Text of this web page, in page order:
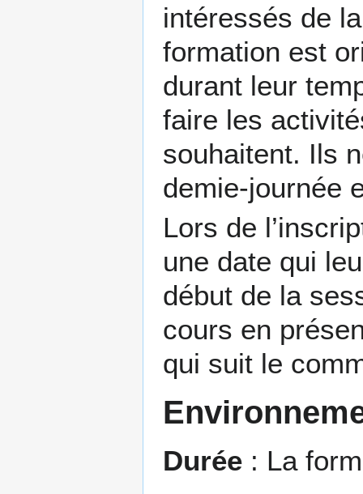
intéressés de
formation est
durant leur
faire les
souhaitent. Ils
demie-journée
Lors de
une date qui
début de la
cours en
qui suit le
Durée : La